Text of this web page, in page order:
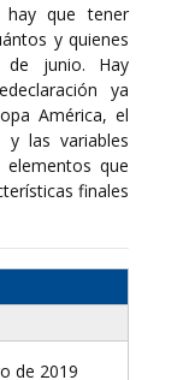
hay que tener
y quienes
junio. Hay
ya
América, el
y las variables
que
finales
de 2019